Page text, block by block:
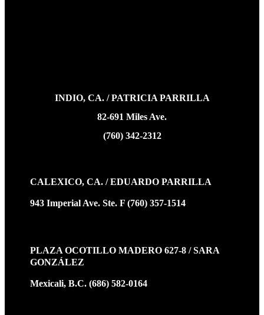
INDIO, CA. / PATRICIA PARRILLA
82-691 Miles Ave.
(760) 342-2312
CALEXICO, CA. / EDUARDO PARRILLA
943 Imperial Ave. Ste. F (760) 357-1514
PLAZA OCOTILLO MADERO 627-8 / SARA
GONZÁLEZ
Mexicali, B.C. (686) 582-0164